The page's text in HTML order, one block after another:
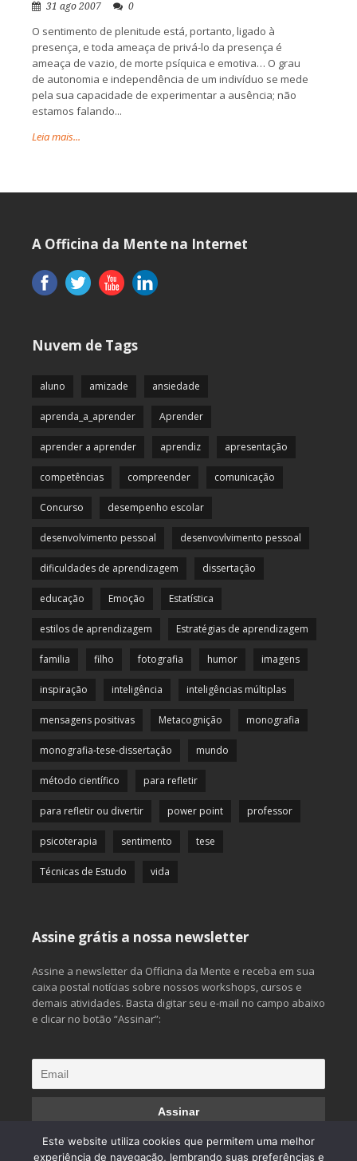
31 ago 2007 0
O sentimento de plenitude está, portanto, ligado à
presença, e toda ameaça de privá-lo da presença é
ameaça de vazio, de morte psíquica e emotiva… O grau
de autonomia e independência de um indivíduo se mede
pela sua capacidade de experimentar a ausência; não
estamos falando...
Leia mais...
A Officina da Mente na Internet
Nuvem de Tags
aluno amizade ansiedade
aprenda_a_aprender Aprender
aprender a aprender aprendiz apresentação
competências compreender comunicação
Concurso desempenho escolar
desenvolvimento pessoal desenvovlvimento pessoal
dificuldades de aprendizagem dissertação
educação Emoção Estatística
estilos de aprendizagem Estratégias de aprendizagem
familia filho fotografia humor imagens
inspiração inteligência inteligências múltiplas
mensagens positivas Metacognição monografia
monografia-tese-dissertação mundo
método científico para refletir
para refletir ou divertir power point professor
psicoterapia sentimento tese
Técnicas de Estudo vida
Assine grátis a nossa newsletter
Assine a newsletter da Officina da Mente e receba em sua
caixa postal notícias sobre nossos workshops, cursos e
demais atividades. Basta digitar seu e-mail no campo abaixo
e clicar no botão “Assinar”:
Este website utiliza cookies que permitem uma melhor
experiência de navegação, lembrando suas preferências e